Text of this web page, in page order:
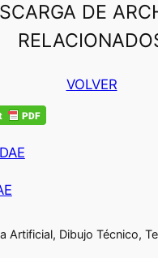
DE
VOLVER
Artificial, Dibujo Técnico,